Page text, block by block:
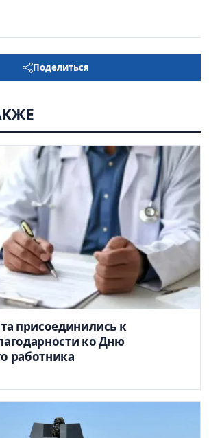
Поделиться
присоединились к
ко Дню
работника